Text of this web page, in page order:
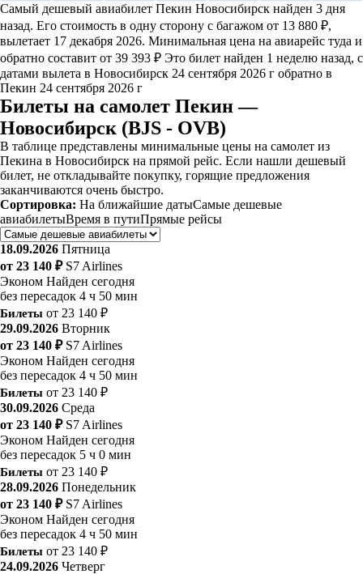
Самый дешевый авиабилет Пекин Новосибирск найден 3 дня
назад. Его стоимость в одну сторону с багажом от 13 880 ₽,
вылетает 17 декабря 2026. Минимальная цена на авиарейс туда и
обратно составит от 39 393 ₽ Это билет найден 1 неделю назад, с
датами вылета в Новосибирск 24 сентября 2026 г обратно в
Пекин 24 сентября 2026 г
Билеты на самолет Пекин —
Новосибирск (BJS - OVB)
В таблице представлены минимальные цены на самолет из
Пекина в Новосибирск на прямой рейс. Если нашли дешевый
билет, не откладывайте покупку, горящие предложения
заканчиваются очень быстро.
Сортировка: На ближайшие датыСамые дешевые
авиабилетыВремя в путиПрямые рейсы
18.09.2026 Пятница
от 23 140 ₽ S7 Airlines
Эконом Найден сегодня
без пересадок 4 ч 50 мин
Билеты от 23 140 ₽
29.09.2026 Вторник
от 23 140 ₽ S7 Airlines
Эконом Найден сегодня
без пересадок 4 ч 50 мин
Билеты от 23 140 ₽
30.09.2026 Среда
от 23 140 ₽ S7 Airlines
Эконом Найден сегодня
без пересадок 5 ч 0 мин
Билеты от 23 140 ₽
28.09.2026 Понедельник
от 23 140 ₽ S7 Airlines
Эконом Найден сегодня
без пересадок 4 ч 50 мин
Билеты от 23 140 ₽
24.09.2026 Четверг